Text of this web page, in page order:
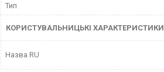
Тип
КОРИСТУВАЛЬНИЦЬКІ ХАРАКТЕРИСТИКИ
Назва RU